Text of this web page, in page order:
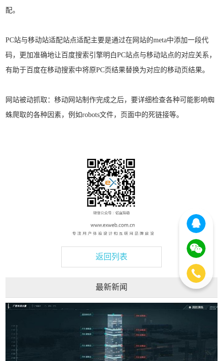
配。
PC站与移动站适配站点适配主要是通过在网站的meta中添加一段代
码，更加准确地让百度搜索引擎明白PC站点与移动站点的对应关系，
有助于百度在移动搜索中将原PC页结果替换为对应的移动页结果。
网站被动抓取：移动网站制作完成之后，要详细检查各种可能影响蜘
蛛爬取的各种因素，例如robots文件，页面中的死链接等。
返回列表
最新新闻